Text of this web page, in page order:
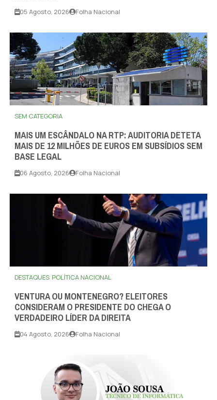
05 Agosto, 2026 Folha Nacional
SEM CATEGORIA
MAIS UM ESCÂNDALO NA RTP: AUDITORIA DETETA
MAIS DE 12 MILHÕES DE EUROS EM SUBSÍDIOS SEM
BASE LEGAL
06 Agosto, 2026 Folha Nacional
DESTAQUES POLÍTICA NACIONAL
VENTURA OU MONTENEGRO? ELEITORES
CONSIDERAM O PRESIDENTE DO CHEGA O
VERDADEIRO LÍDER DA DIREITA
04 Agosto, 2026 Folha Nacional